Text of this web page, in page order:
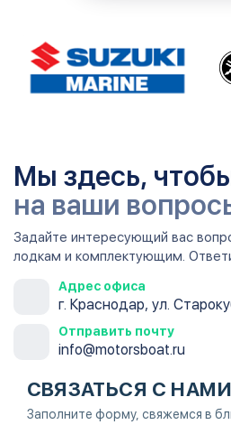
Мы здесь,
на ваши
Задайте интересующий вас
лодкам и комплектующим.
Адрес офиса
г. Краснодар, ул.
Отправить почту
info@motorsboat.ru
СВЯЗАТЬСЯ С НАМИ
Заполните форму, свяжемся в